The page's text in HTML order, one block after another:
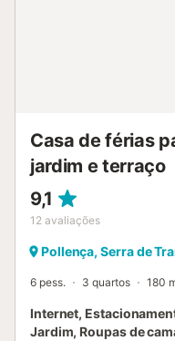
Casa de férias
jardim e terraço
9,1
12 avaliações
Pollença, Serra de
6 pess. 3 quartos 180
Internet,
Jardim, Roupas de